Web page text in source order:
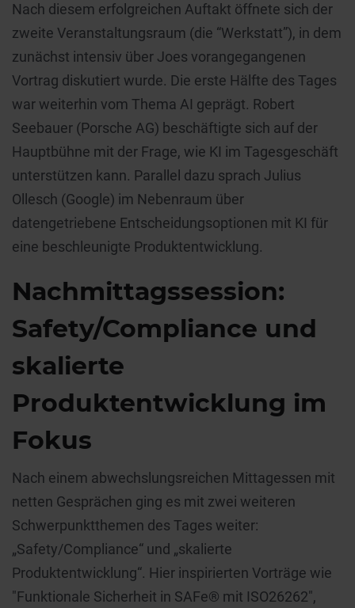
Nach diesem erfolgreichen Auftakt öffnete sich der
zweite Veranstaltungsraum (die “Werkstatt”), in dem
zunächst intensiv über Joes vorangegangenen
Vortrag diskutiert wurde. Die erste Hälfte des Tages
war weiterhin vom Thema AI geprägt. Robert
Seebauer (Porsche AG) beschäftigte sich auf der
Hauptbühne mit der Frage, wie KI im Tagesgeschäft
unterstützen kann. Parallel dazu sprach Julius
Ollesch (Google) im Nebenraum über
datengetriebene Entscheidungsoptionen mit KI für
eine beschleunigte Produktentwicklung.
Nachmittagssession:
Safety/Compliance und
skalierte
Produktentwicklung im
Fokus
Nach einem abwechslungsreichen Mittagessen mit
netten Gesprächen ging es mit zwei weiteren
Schwerpunktthemen des Tages weiter:
„Safety/Compliance“ und „skalierte
Produktentwicklung“. Hier inspirierten Vorträge wie
"Funktionale Sicherheit in SAFe® mit ISO26262",